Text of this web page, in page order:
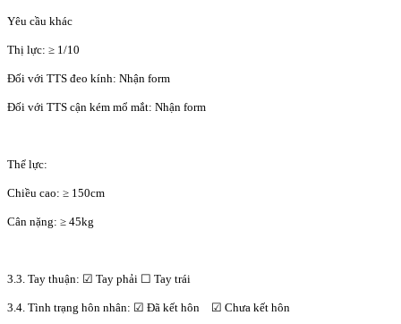
Yêu cầu khác
Thị lực: ≥ 1/10
Đối với TTS đeo kính: Nhận form
Đối với TTS cận kém mổ mắt: Nhận form
Thể lực:
Chiều cao: ≥ 150cm
Cân nặng: ≥ 45kg
3.3. Tay thuận: ☑ Tay phải ☐ Tay trái
3.4. Tình trạng hôn nhân: ☑ Đã kết hôn ☑ Chưa kết hôn